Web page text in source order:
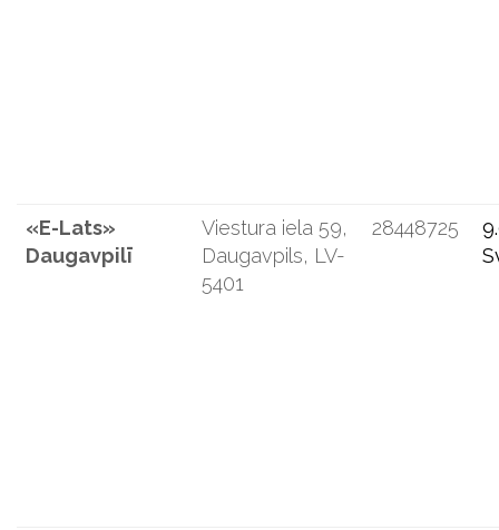
«E-Lats»
Daugavpilī
Viestura iela 59,
Daugavpils, LV-
5401
28448725